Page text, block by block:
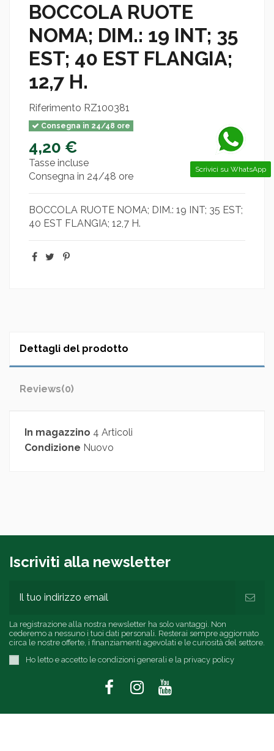
BOCCOLA RUOTE
NOMA; DIM.: 19 INT; 35
EST; 40 EST FLANGIA;
12,7 H.
Riferimento RZ100381
Consegna in 24/48 ore
4,20 €
Tasse incluse
Consegna in 24/48 ore
BOCCOLA RUOTE NOMA; DIM.: 19 INT; 35 EST;
40 EST FLANGIA; 12,7 H.
Dettagli del prodotto
Reviews(0)
In magazzino 4 Articoli
Condizione Nuovo
Iscriviti alla newsletter
La registrazione alla nostra newsletter ha solo vantaggi. Non
cederemo a nessuno i tuoi dati personali. Resterai sempre aggiornato
circa le nostre offerte, i finanziamenti agevolati e le curiosità del settore.
Ho letto e accetto le condizioni generali e la privacy policy
Scrivici su WhatsApp